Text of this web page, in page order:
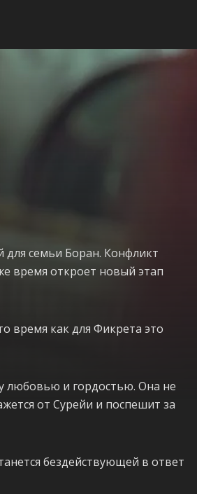
для семьи Боран. Конфликт
время откроет новый этап
время как для Фикрета это
любовью и гордостью. Она не
от Сурейи и поспешит за
бездействующей в ответ